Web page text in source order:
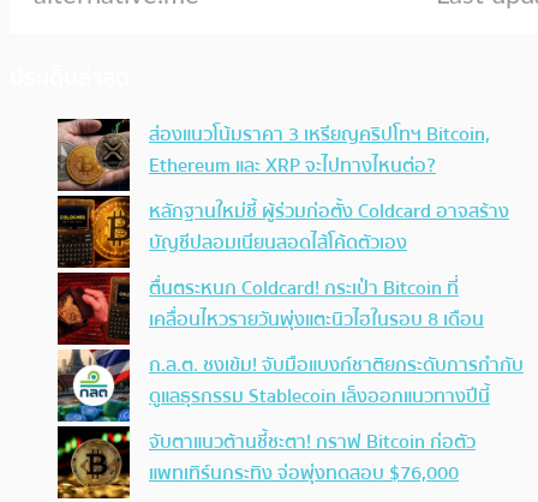
ส่องแนวโน้มราคา 3 เหรียญคริปโทฯ Bitcoin,
Ethereum และ XRP จะไปทางไหนต่อ?
หลักฐานใหม่ชี้ ผู้ร่วมก่อตั้ง Coldcard อาจสร้าง
บัญชีปลอมเนียนสอดไส้โค้ดตัวเอง
ตื่นตระหนก Coldcard! กระเป๋า Bitcoin ที่
เคลื่อนไหวรายวันพุ่งแตะนิวไฮในรอบ 8 เดือน
ก.ล.ต. ชงเข้ม! จับมือแบงก์ชาติยกระดับการกำกับ
ดูแลธุรกรรม Stablecoin เล็งออกแนวทางปีนี้
จับตาแนวต้านชี้ชะตา! กราฟ Bitcoin ก่อตัว
แพทเทิร์นกระทิง จ่อพุ่งทดสอบ $76,000